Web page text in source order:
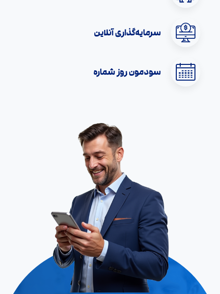
سرمایه‌گذاری آنلاین
سودمون روز شماره